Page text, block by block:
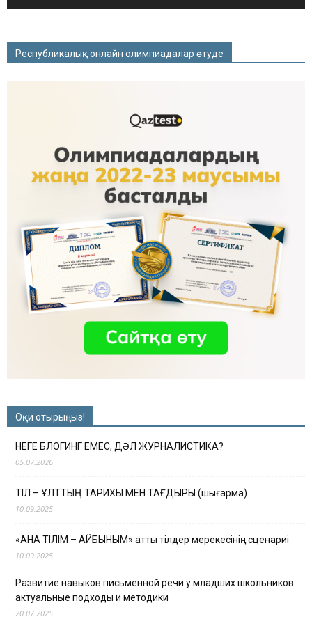
Республикалық онлайн олимпиадалар өтуде
Оқи отырыңыз!
НЕГЕ БЛОГИНГ ЕМЕС, ДӘЛ ЖУРНАЛИСТИКА?
05.07.2026
ТІЛ – ҰЛТТЫҢ ТАРИХЫ МЕН ТАҒДЫРЫ (шығарма)
10.09.2025
«АНА ТІЛІМ – АЙБЫНЫМ» атты тілдер мерекесінің сценариі
10.09.2025
Развитие навыков письменной речи у младших школьников:
актуальные подходы и методики
20.07.2025